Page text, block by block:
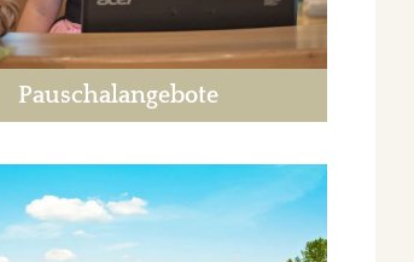
Pauschalangebote